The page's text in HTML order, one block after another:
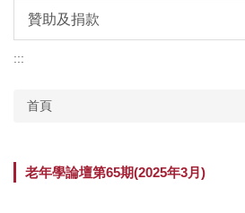
贊助及捐款
:::
首頁
老年學論壇第65期(2025年3月)